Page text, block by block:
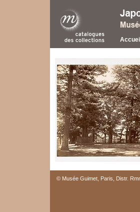
Accueil
© Musée Guimet, Paris, Distr.